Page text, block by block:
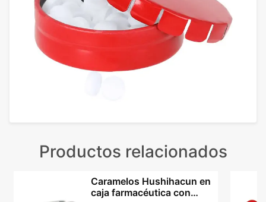
Productos relacionados
Caramelos Hushihacun en
caja farmacéutica con